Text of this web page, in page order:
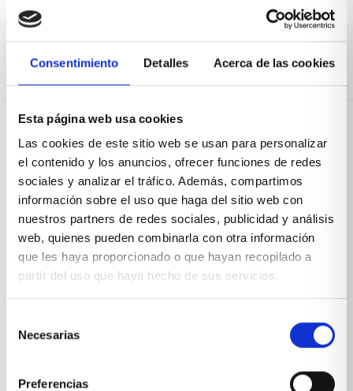
Consentimiento Detalles Acerca de las cookies
Esta página web usa cookies
Las cookies de este sitio web se usan para personalizar
el contenido y los anuncios, ofrecer funciones de redes
sociales y analizar el tráfico. Además, compartimos
información sobre el uso que haga del sitio web con
nuestros partners de redes sociales, publicidad y análisis
web, quienes pueden combinarla con otra información
que les haya proporcionado o que hayan recopilado a
partir del uso que haya hecho de sus servicios.
Necesarias
Preferencias
Leer más
Sobre Xíkara
Inicio
Blog
Reseñas Google
SOLICITA UNA CITA
Condiciones de venta